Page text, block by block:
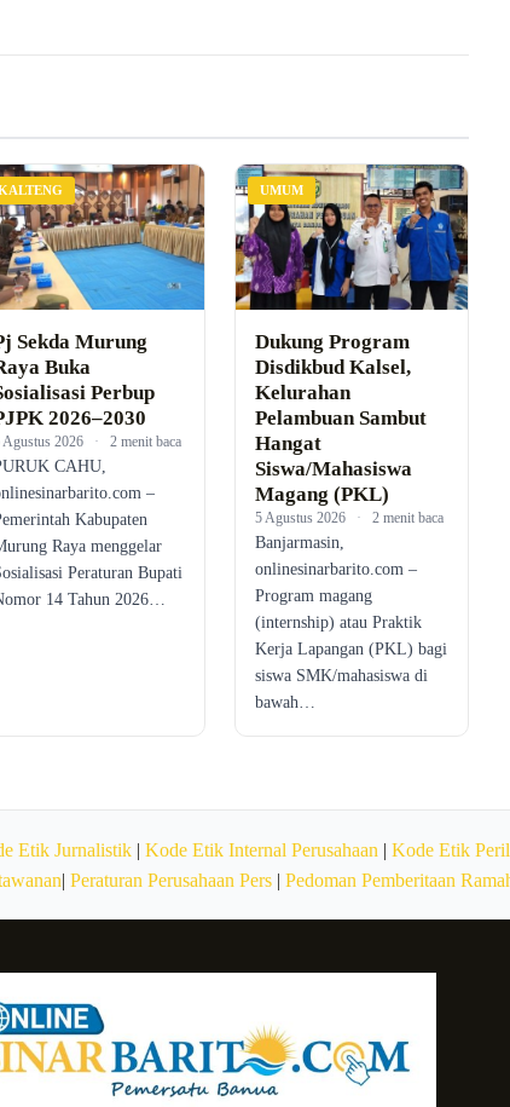
Sekda Murung
Buka
Perbup
2026–2030
Agustus 2026 · 2 menit baca
CAHU,
–
Kabupaten
Raya menggelar
Peraturan Bupati
14 Tahun 2026…
UMUM
Dukung Program
Disdikbud Kalsel,
Kelurahan
Pelambuan Sambut
Hangat
Siswa/Mahasiswa
Magang (PKL)
5 Agustus 2026 · 2 menit baca
Banjarmasin,
onlinesinarbarito.com –
Program magang
(internship) atau Praktik
Kerja Lapangan (PKL) bagi
siswa SMK/mahasiswa di
bawah…
Etik Jurnalistik | Kode Etik Internal Perusahaan | Kode Etik
| Peraturan Perusahaan Pers| Pedoman Pemberitaan